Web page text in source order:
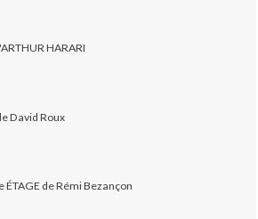
HARARI
David Roux
ÉTAGE de Rémi Bezançon